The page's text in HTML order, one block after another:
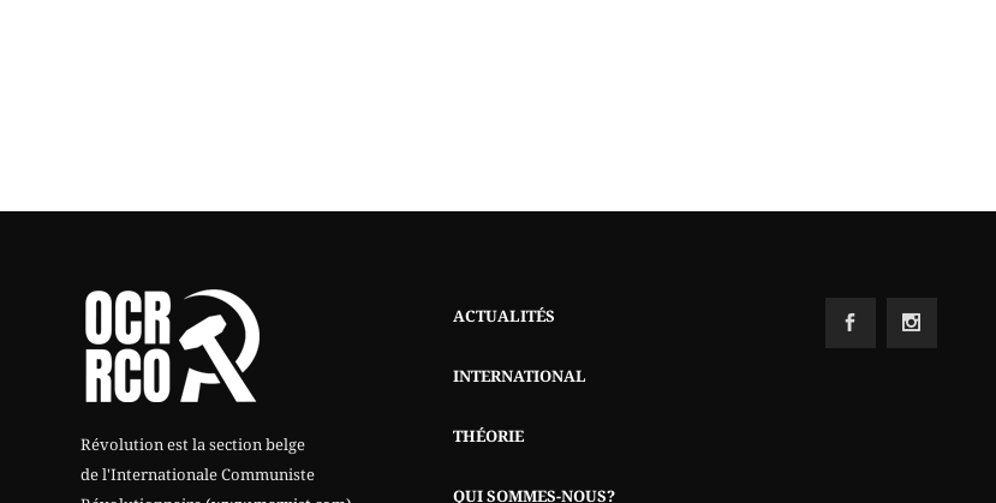
Révolution est la section belge
de l'Internationale Communiste
ACTUALITÉS
INTERNATIONAL
THÉORIE
QUI SOMMES-NOUS?